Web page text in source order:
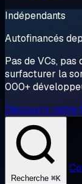
Indépendants
Autofinancés
Pas de VCs,
surfacturer la
000+
Découvrir notre
Recherche ⌘K